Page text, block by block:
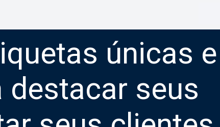
únicas e
seus